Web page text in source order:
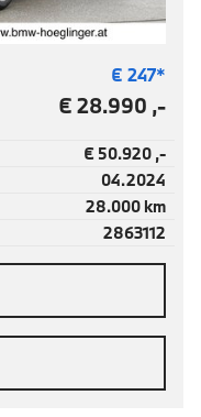
€ 247*
€ 28.990 ,-
€ 50.920 ,-
04.2024
28.000 km
2863112